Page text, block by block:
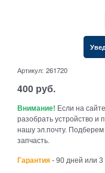
Артикул: 261720
400 руб.
Внимание! Если на
разобрать устройство и
нашу эл.почту.
запчасть.
Гарантия - 90 дней или